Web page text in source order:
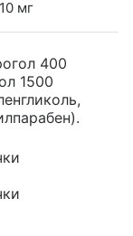
10 мг
400
1500